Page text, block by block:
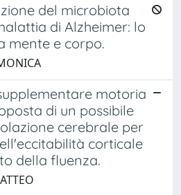
del microbiota
di Alzheimer: lo
mente e corpo.
motoria
di un possibile
cerebrale per
corticale
della fluenza.